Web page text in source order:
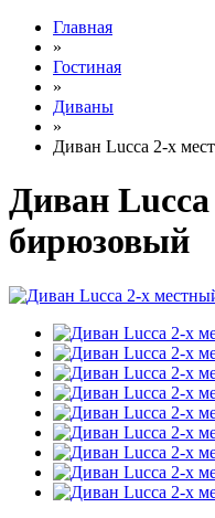
Главная
»
Гостиная
»
Диваны
»
Диван Lucca 2-х
Диван
бирюзовый